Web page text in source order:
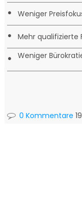
• Weniger
• Mehr qualifizierte
• Weniger
0 Kommentare